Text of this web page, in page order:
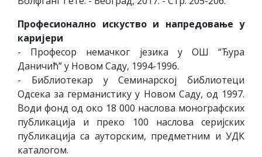
Професионално искуство и напредовање у
каријери
- Професор немачког језика у ОШ “Ђура
Даничић” у Новом Саду, 1994-1996.
- Библиотекар у Семинарској библиотеци
Одсека за германистику у Новом Саду, од 1997.
Води фонд од око 18 000 наслова монографских
публикација и преко 100 наслова серијских
публикација са ауторским, предметним и УДК
каталогом.